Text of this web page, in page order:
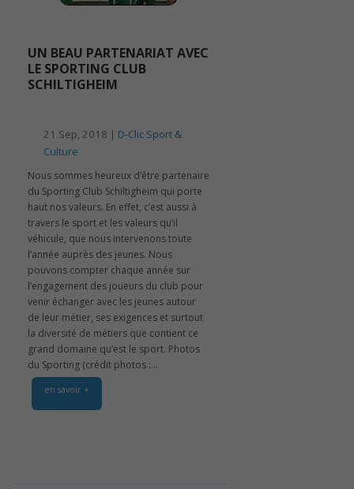
UN BEAU PARTENARIAT AVEC
LE SPORTING CLUB
SCHILTIGHEIM
21 Sep, 2018 | D-Clic Sport &
Culture
Nous sommes heureux d’être partenaire
du Sporting Club Schiltigheim qui porte
haut nos valeurs. En effet, c’est aussi à
travers le sport et les valeurs qu’il
véhicule, que nous intervenons toute
l’année auprès des jeunes. Nous
pouvons compter chaque année sur
l’engagement des joueurs du club pour
venir échanger avec les jeunes autour
de leur métier, ses exigences et surtout
la diversité de métiers que contient ce
grand domaine qu’est le sport. Photos
du Sporting (crédit photos :...
en savoir +